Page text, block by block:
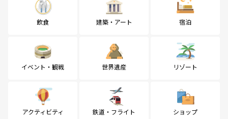
飲食 建築・アート 宿泊
イベント・観戦 世界遺産 リゾート
アクティビティ 鉄道・フライト ショップ